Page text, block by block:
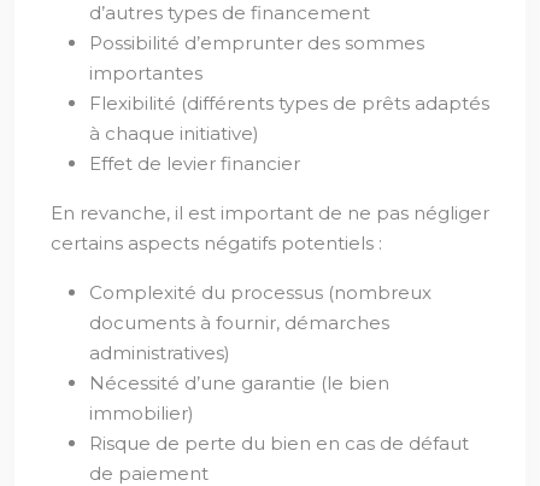
d’autres types de financement
Possibilité d’emprunter des sommes
importantes
Flexibilité (différents types de prêts adaptés
à chaque initiative)
Effet de levier financier
En revanche, il est important de ne pas négliger
certains aspects négatifs potentiels :
Complexité du processus (nombreux
documents à fournir, démarches
administratives)
Nécessité d’une garantie (le bien
immobilier)
Risque de perte du bien en cas de défaut
de paiement